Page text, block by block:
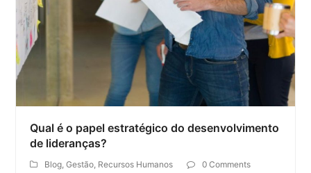
Qual é o papel estratégico do desenvolvimento
de lideranças?
Blog,Gestão, Recursos Humanos 0 Comments